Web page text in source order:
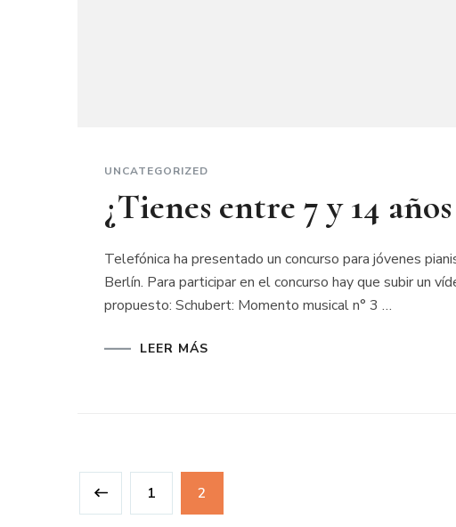
UNCATEGORIZED
¿Tienes entre 7 y 14
Telefónica ha presentado un concurso para jóvenes
Berlín. Para participar en el concurso hay que subir un
propuesto: Schubert: Momento musical n° 3 …
LEER MÁS
Paginación
Página
1 Página
2